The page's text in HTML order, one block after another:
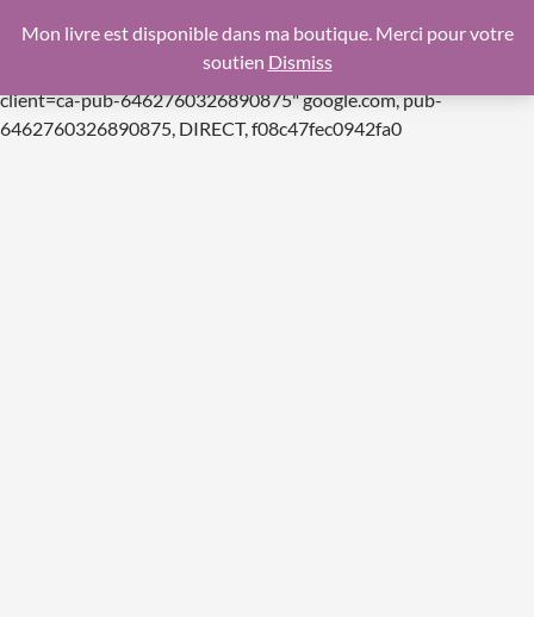
f08c47fec0942fa0
https://pagead2.googlesyndication.com/pagead/js/
client=ca-pub-6462760326890875"google.com, pub-
6462760326890875, DIRECT, f08c47fec0942fa0Aller
Mon livre est disponible dans ma boutique. Merci pour votre
soutien Dismiss